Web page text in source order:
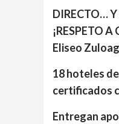
DIRECTO… Y
¡RESPETO
Eliseo
18 hoteles
certificados
Entregan